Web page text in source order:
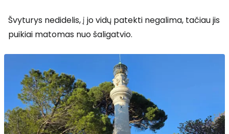
Švyturys nedidelis, į jo vidų patekti negalima, tačiau jis
puikiai matomas nuo šaligatvio.